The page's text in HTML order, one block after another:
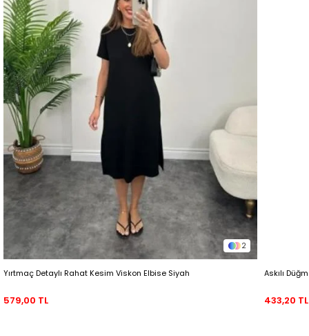
2
Yırtmaç Detaylı Rahat Kesim Viskon Elbise Siyah
579,00 TL
Askılı
433,20 TL